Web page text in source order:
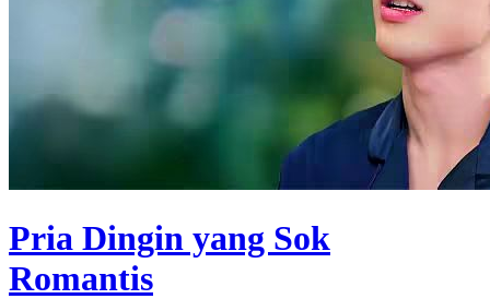
Pria Dingin yang Sok
Romantis